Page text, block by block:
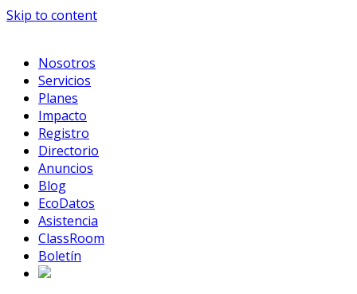
Skip to content
Nosotros
Servicios
Planes
Impacto
Registro
Directorio
Anuncios
Blog
EcoDatos
Asistencia
ClassRoom
Boletín